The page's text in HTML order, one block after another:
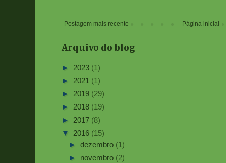
Postagem mais recente Página inicial
Arquivo do blog
► 2023 (1)
► 2021 (1)
► 2019 (29)
► 2018 (19)
► 2017 (8)
▼ 2016 (15)
►dezembro (1)
► novembro (2)